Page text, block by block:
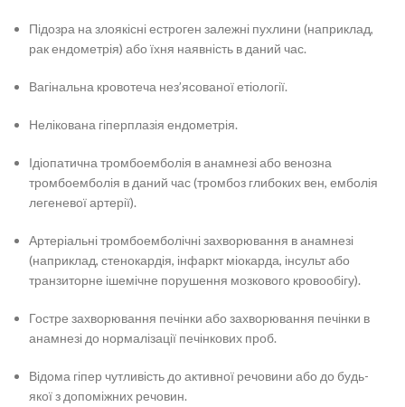
Підозра на злоякісні естроген залежні пухлини (наприклад,
рак ендометрія) або їхня наявність в даний час.
Вагінальна кровотеча нез’ясованої етіології.
Нелікована гіперплазія ендометрія.
Ідіопатична тромбоемболія в анамнезі або венозна
тромбоемболія в даний час (тромбоз глибоких вен, емболія
легеневої артерії).
Артеріальні тромбоемболічні захворювання в анамнезі
(наприклад, стенокардія, інфаркт міокарда, інсульт або
транзиторне ішемічне порушення мозкового кровообігу).
Гостре захворювання печінки або захворювання печінки в
анамнезі до нормалізації печінкових проб.
Відома гіпер чутливість до активної речовини або до будь-
якої з допоміжних речовин.